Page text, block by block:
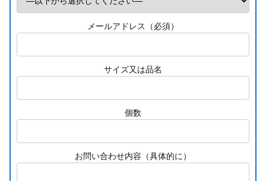
メールアドレス（必須）
サイズ又は品名
個数
お問い合わせ内容（具体的に）